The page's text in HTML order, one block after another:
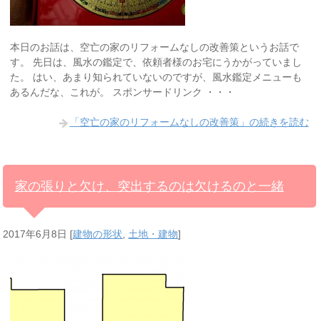
本日のお話は、空亡の家のリフォームなしの改善策というお話で
す。 先日は、風水の鑑定で、依頼者様のお宅にうかがっていまし
た。 はい、あまり知られていないのですが、風水鑑定メニューも
あるんだな、これが。 スポンサードリンク ・・・
「空亡の家のリフォームなしの改善策」の続きを読む
家の張りと欠け、突出するのは欠けるのと一緒
2017年6月8日 [建物の形状 土地・建物]